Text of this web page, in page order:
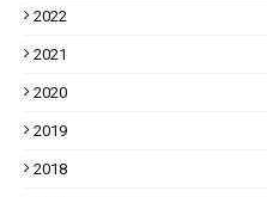
2022
2021
2020
2019
2018